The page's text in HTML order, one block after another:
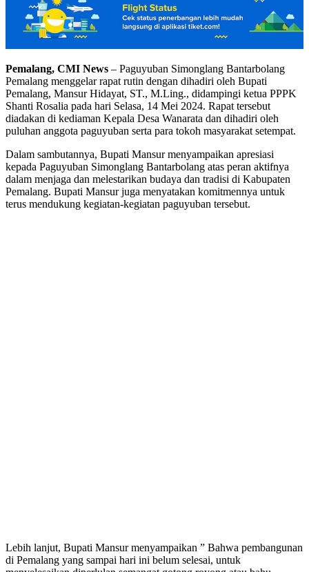
Pemalang, CMI News – Paguyuban Simonglang Bantarbolang
Pemalang menggelar rapat rutin dengan dihadiri oleh Bupati
Pemalang, Mansur Hidayat, ST., M.Ling., didampingi ketua PPPK
Shanti Rosalia pada hari Selasa, 14 Mei 2024. Rapat tersebut
diadakan di kediaman Kepala Desa Wanarata dan dihadiri oleh
puluhan anggota paguyuban serta para tokoh masyarakat setempat.
Dalam sambutannya, Bupati Mansur menyampaikan apresiasi
kepada Paguyuban Simonglang Bantarbolang atas peran aktifnya
dalam menjaga dan melestarikan budaya dan tradisi di Kabupaten
Pemalang. Bupati Mansur juga menyatakan komitmennya untuk
terus mendukung kegiatan-kegiatan paguyuban tersebut.
Lebih lanjut, Bupati Mansur menyampaikan ” Bahwa pembangunan
di Pemalang yang sampai hari ini belum selesai, untuk